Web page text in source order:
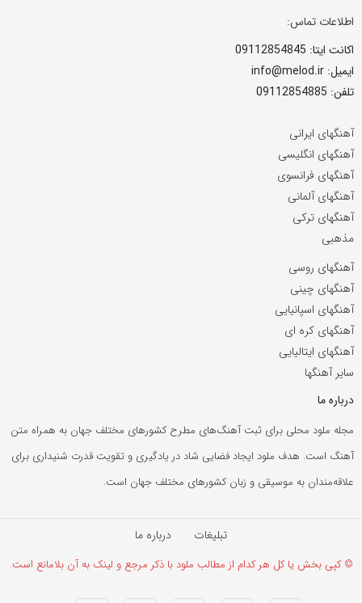
اطلاعات تماس:
اکانت ایتا: 09112854845
ایمیل: info@melod.ir
تلفن: 09112854885
آهنگهای ایرانی
آهنگهای انگلیسی
آهنگهای فرانسوی
آهنگهای آلمانی
آهنگهای ترکی
مذهبی
آهنگهای روسی
آهنگهای چینی
آهنگهای اسپانیایی
آهنگهای کره ای
آهنگهای ایتالیایی
سایر آهنگها
درباره ما
مجله ملود محلی برای ثبت آهنگ‌های مطرح کشورهای مختلف جهان به همراه متن
آهنگ است. هدف ملود ایجاد فضایی شاد در یادگیری و تقویت قدرت شنیداری برای
علاقه‌مندان به موسیقی و زبان کشورهای مختلف جهان است.
تبلیغات درباره ما
© کپی بخش یا کل هر کدام از مطالب ملود با ذکر مرجع و لینک به آن بلامانع است.